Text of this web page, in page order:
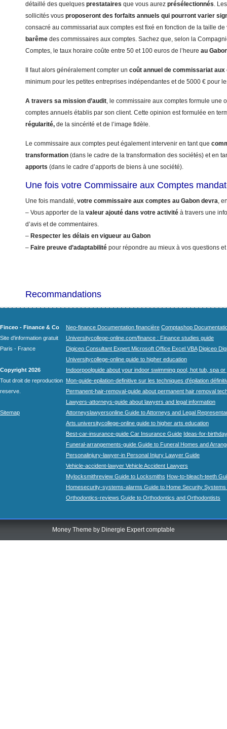
détaillé des quelques prestataires que vous aurez présélectionnés.
sollicités vous proposeront des forfaits annuels qui pourront varier
consacré au commissariat aux comptes est fixé en fonction de la taille
barême des commissaires aux comptes. Sachez que, selon la
Comptes, le taux horaire coûte entre 50 et 100 euros de l’heure au
Il faut alors généralement compter un coût annuel de commissariat aux
minimum pour les petites entreprises indépendantes et de 5000 € pour
A travers sa mission d’audit, le commissaire aux comptes formule une
comptes annuels établis par son client. Cette opinion est formulée en
régularité, de la sincérité et de l’image fidèle.
Le commissaire aux comptes peut également intervenir en tant que
transformation (dans le cadre de la transformation des sociétés) et en
apports (dans le cadre d’apports de biens à une société).
Une fois votre Commissaire aux Comptes
Une fois mandaté, votre commissaire aux comptes au Gabon devra,
– Vous apporter de la valeur ajouté dans votre activité à travers une
d’avis et de commentaires.
– Respecter les délais en vigueur au Gabon
– Faire preuve d’adaptabilité pour répondre au mieux à vos questions
Recommandations
Finceo - Finance & Co
Site d'information gratuit
Paris - France
Copyright 2026
Tout droit de reproduction
reserve.
Sitemap
Neo-finance Documentation financière Comptashop
Universitycollege-online.com/finance : Finance studies guide
Digiceo Consultant Expert Microsoft Office Excel VBA Digiceo
Universitycollege-online guide to higher education
Indoorpoolguide about your indoor swimming pool, hot tub, spa
Mon-guide-epilation-definitive sur les techniques d'épilation
Permanent-hair-removal-guide about permanent hair removal
Lawyers-attorneys-guide about lawyers and legal information
Attorneyslawyersonline Guide to Attorneys and Legal
Arts.universitycollege-online guide to higher arts education
Best-car-insurance-guide Car Insurance Guide Ideas-for-
Funeral-arrangements-guide Guide to Funeral Homes and
Personalinjury-lawyer-in Personal Injury Lawyer Guide
Vehicle-accident-lawyer Vehicle Accident Lawyers
Mylocksmithreview Guide to Locksmiths How-to-bleach-teeth
Homesecurity-systems-alarms Guide to Home Security Systems
Orthodontics-reviews Guide to Orthodontics and Orthodontists
Money Theme by Dinergie Expert comptable